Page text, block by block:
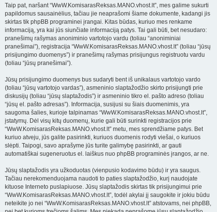
Taip pat, naršant “WwW.KomisarasReksas.MANO.vhost.lt”, mes galime sukurti
papildomus sausainėlius, tačiau jie neaprašomi šiame dokumente, kadangi jis
skirtas tik phpBB programinei įrangai. Kitas būdas, kuriuo mes renkame
informaciją, yra kai jūs siunčiate informaciją patys. Tai gali būti, bet nesudaro:
pranešimų rašymas anoniminio vartotojo vardu (toliau “anoniminiai
pranešimai”), registracija “WwW.KomisarasReksas.MANO.vhost.lt” (toliau “jūsų
prisijungimo duomenys”) ir pranešimų rašymas prisijungus registruotu vardu
(toliau “jūsų pranešimai”).
Jūsų prisijungimo duomenys bus sudaryti bent iš unikalaus vartotojo vardo
(toliau “jūsų vartotojo vardas”), asmeninio slaptažodžio skirto prisijungti prie
diskusijų (toliau “jūsų slaptažodis”) ir asmeninio tikro el. pašto adreso (toliau
“jūsų el. pašto adresas”). Informacija, susijusi su šiais duomenimis, yra
saugoma šalies, kurioje talpinamas “WwW.KomisarasReksas.MANO.vhost.lt”,
įstatymų. Dėl visų kitų duomenų, kurie gali būti surinkti registracijos prie
“WwW.KomisarasReksas.MANO.vhost.lt” metu, mes sprendžiame patys. Bet
kuriuo atveju, jūs galite pasirinkti, kuriuos duomenis rodyti viešai, o kuriuos
slėpti. Taipogi, savo aprašyme jūs turite galimybę pasirinkti, ar gauti
automatiškai sugeneruotus el. laiškus nuo phpBB programinės įrangos, ar ne.
Jūsų slaptažodis yra užkoduotas (vienpusio kodavimo būdu) ir yra saugus.
Tačiau nerekomenduojama naudoti to paties slaptažodžio, kurį naudojate
kituose Interneto puslapiuose. Jūsų slaptažodis skirtas tik prisijungimui prie
“WwW.KomisarasReksas.MANO.vhost.lt”, todėl akylai jį saugokite ir jokiu būdu
neteikite jo nei “WwW.KomisarasReksas.MANO.vhost.lt” atstovams, nei phpBB,